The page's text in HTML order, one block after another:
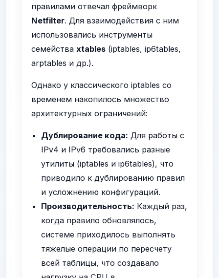
правилами отвечал фреймворк
Netfilter. Для взаимодействия с ним
использовались инструменты
семейства xtables (iptables, ip6tables,
arptables и др.).
Однако у классического iptables со
временем накопилось множество
архитектурных ограничений:
Дублирование кода: Для работы с
IPv4 и IPv6 требовались разные
утилиты (iptables и ip6tables), что
приводило к дублированию правил
и усложнению конфигураций.
Производительность: Каждый раз,
когда правило обновлялось,
системе приходилось выполнять
тяжелые операции по пересчету
всей таблицы, что создавало